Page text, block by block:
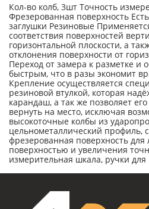
Кол-во колб, 3шт Точность
Фрезерованная поверхность
заглушки Резиновые
соответствия поверхностей
горизонтальной плоскости, а
отклонения поверхности от
Переход от замера к разметке и
быстрым, что в разы экономит
Крепление осуществляется
резиновой втулкой, которая
карандаш, а так же позволяет
вернуть на место, исключая
высокоточные колбы из
цельнометаллический профиль,
фрезерованная поверхность для
поверхностью и увеличения
измерительная шкала, ручки для